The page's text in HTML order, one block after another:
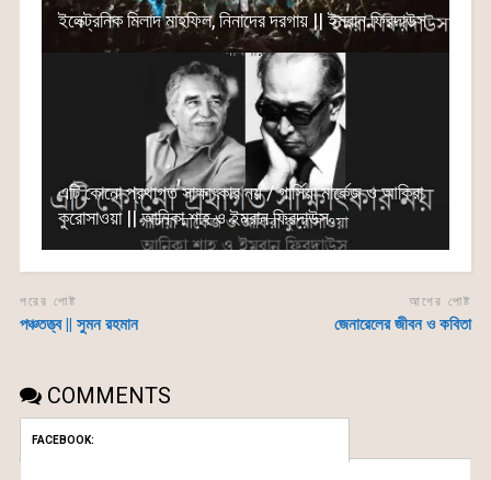
ইলেক্ট্রনিক মিলাদ মাহফিল, নিনাদের দরগায় || ইমরান ফিরদাউস
এটি কোনো প্রথাগত সাক্ষাৎকার নয় / গার্সিয়া মার্কেজ ও আকিরা
কুরোসাওয়া || আনিকা শাহ ও ইমরান ফিরদাউস
পরের পোষ্ট
পঞ্চতত্ত্ব || সুমন রহমান
আগের পোষ্ট
জেনারেলের জীবন ও কবিতা
COMMENTS
FACEBOOK: